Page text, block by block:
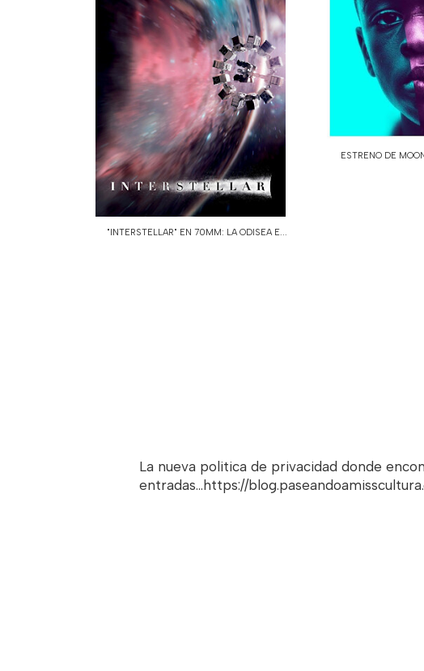
"INTERSTELLAR" EN 70MM: LA ODISEA E...
ESTRENO DE
La nueva politica de privacidad donde
entradas...https://